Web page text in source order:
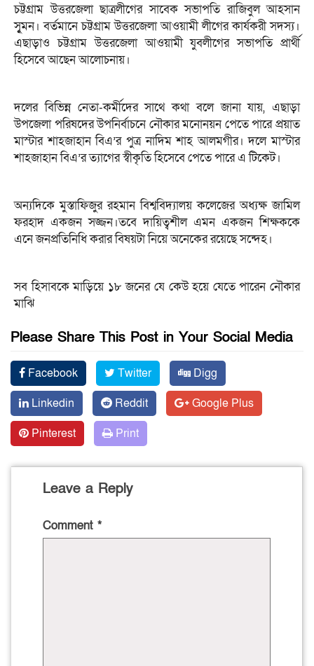
চট্টগ্রাম উত্তরজেলা ছাত্রলীগের সাবেক সভাপতি রাজিবুল আহসান
সুৃমন। বর্তমানে চট্টগ্রাম উত্তরজেলা আওয়ামী লীগের কার্যকরী সদস্য।
এছাড়াও চট্টগ্রাম উত্তরজেলা আওয়ামী যুবলীগের সভাপতি প্রার্থী
হিসেবে আছেন আলোচনায়।
দলের বিভিন্ন নেতা-কর্মীদের সাথে কথা বলে জানা যায়, এছাড়া
উপজেলা পরিষদের উপনির্বাচনে নৌকার মনোনয়ন পেতে পারে প্রয়াত
মাস্টার শাহজাহান বিএ’র পুত্র নাদিম শাহ আলমগীর। দলে মাস্টার
শাহজাহান বিএ’র ত্যাগের স্বীকৃতি হিসেবে পেতে পারে এ টিকেট।
অন্যদিকে মুস্তাফিজুর রহমান বিশ্ববিদ্যালয় কলেজের অধ্যক্ষ জামিল
ফরহাদ একজন সজ্জন।তবে দায়িত্বশীল এমন একজন শিক্ষককে
এনে জনপ্রতিনিধি করার বিষয়টা নিয়ে অনেকের রয়েছে সন্দেহ।
সব হিসাবকে মাড়িয়ে ১৮ জনের যে কেউ হয়ে যেতে পারেন নৌকার
মাঝি
Please Share This Post in Your Social Media
Facebook Twitter
Digg
Linkedin
Reddit
Google Plus
Pinterest
Print
Leave a Reply
Comment *